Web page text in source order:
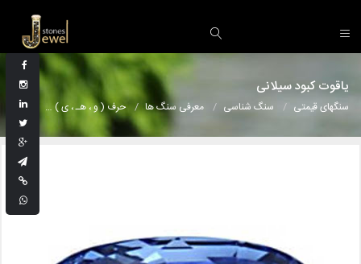
یاقوت کبود سیلانی
سنگهای قیمتی سنگ شناسی معرفی سنگ ها حرف ( و ، هـ ، ی ) یاقوت